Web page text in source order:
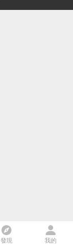
發現 我的